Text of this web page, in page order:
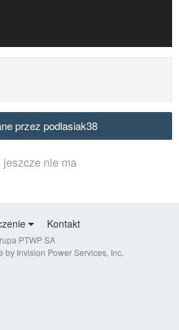
przez podlasiak38
jeszcze nie ma
Kontakt
PTWP SA
by Invision Power Services, Inc.